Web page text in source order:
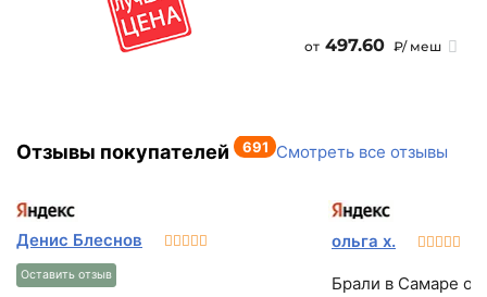
от 497.60 ₽/ меш
Отзывы покупателей 691 Смотреть все отзывы
Денис Блеснов
Оставить отзыв
ольга х.
Брали в Самаре